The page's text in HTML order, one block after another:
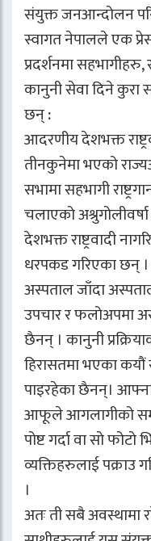
संयुक्त जनआन्दोलन
स्वागत नेपालले एक प्रेस
प्रदर्शनमा सहभागीहरु,
कानुनी सेवा दिने
छन् :
आदरणीय देशभक्त
तीनकुनेमा भएको
सभामा सहभागी
चलाएको अश्रुगोलीवर्षा
देशभक्त राष्ट्रवादी
धरपकड गरिएका छन्
अस्पताल जाँदा
उपचार र फलोअपमा
छैनन् । कानुनी
हिरासतमा भएका
पाइरहेका छैनन्। आफ्ना
आफूले आगलागीको
पोष्ट गर्दा वा सो फोटो
व्यक्तिहरुलाई
।
अतः ती सबै अवस्थामा